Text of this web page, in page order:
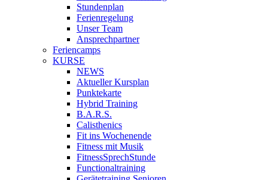
Stundenplan
Ferienregelung
Unser Team
Ansprechpartner
Feriencamps
KURSE
NEWS
Aktueller Kursplan
Punktekarte
Hybrid Training
B.A.R.S.
Calisthenics
Fit ins Wochenende
Fitness mit Musik
FitnessSprechStunde
Functionaltraining